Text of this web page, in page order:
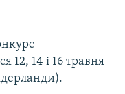
12, 14 і 16 травня